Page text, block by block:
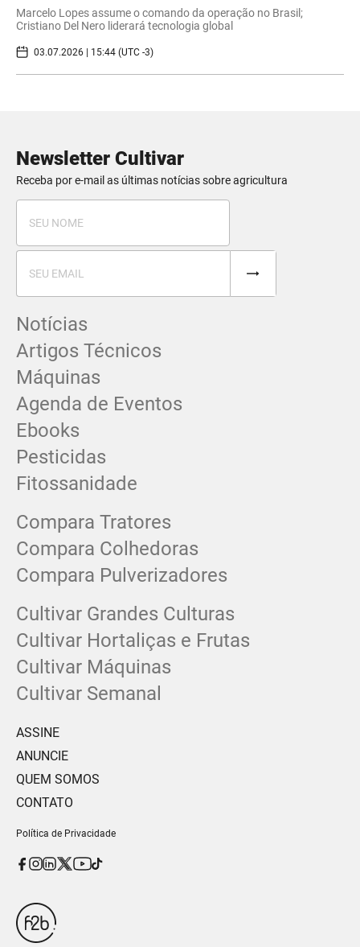
Marcelo Lopes assume o comando da operação no Brasil;
Cristiano Del Nero liderará tecnologia global
03.07.2026 | 15:44 (UTC -3)
Newsletter Cultivar
Receba por e-mail as últimas notícias sobre agricultura
Notícias
Artigos Técnicos
Máquinas
Agenda de Eventos
Ebooks
Pesticidas
Fitossanidade
Compara Tratores
Compara Colhedoras
Compara Pulverizadores
Cultivar Grandes Culturas
Cultivar Hortaliças e Frutas
Cultivar Máquinas
Cultivar Semanal
ASSINE
ANUNCIE
QUEM SOMOS
CONTATO
Política de Privacidade